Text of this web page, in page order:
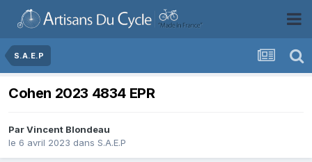
S.A.E.P
Cohen 2023 4834 EPR
ParVincent Blondeau
le 6 avril 2023 dans S.A.E.P